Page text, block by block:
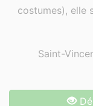
costumes), elle
Saint-